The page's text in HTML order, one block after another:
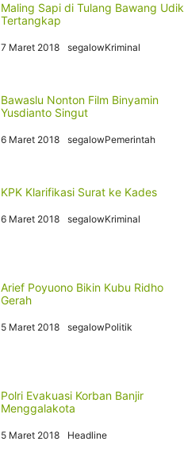
Maling Sapi di Tulang Bawang Udik
Tertangkap
7 Maret 2018 segalowKriminal
Bawaslu Nonton Film Binyamin
Yusdianto Singut
6 Maret 2018 segalowPemerintah
KPK Klarifikasi Surat ke Kades
6 Maret 2018 segalowKriminal
Arief Poyuono Bikin Kubu Ridho
Gerah
5 Maret 2018 segalowPolitik
Polri Evakuasi Korban Banjir
Menggalakota
5 Maret 2018 Headline